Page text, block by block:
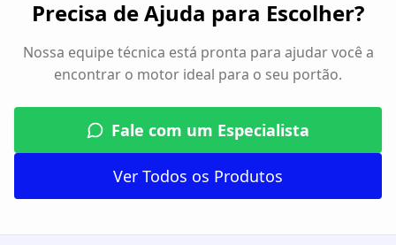
Precisa de Ajuda para Escolher?
Nossa equipe técnica está pronta para ajudar você a
encontrar o motor ideal para o seu portão.
Fale com um Especialista
Ver Todos os Produtos